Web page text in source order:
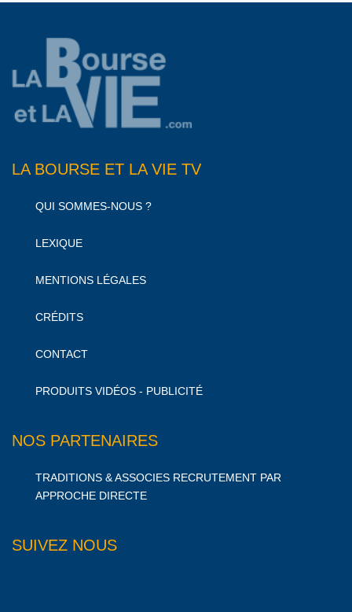
LA BOURSE ET LA VIE TV
QUI SOMMES-NOUS ?
LEXIQUE
MENTIONS LÉGALES
CRÉDITS
CONTACT
PRODUITS VIDÉOS - PUBLICITÉ
NOS PARTENAIRES
TRADITIONS & ASSOCIES RECRUTEMENT PAR
APPROCHE DIRECTE
SUIVEZ NOUS